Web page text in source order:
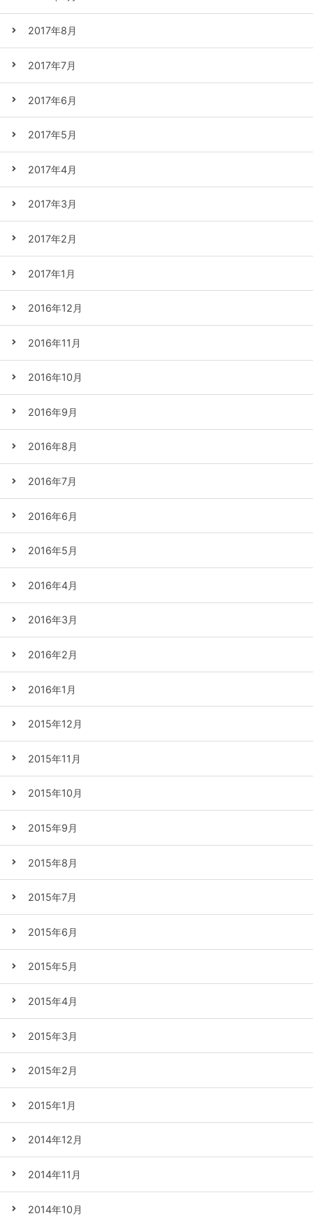
2017年8月
2017年7月
2017年6月
2017年5月
2017年4月
2017年3月
2017年2月
2017年1月
2016年12月
2016年11月
2016年10月
2016年9月
2016年8月
2016年7月
2016年6月
2016年5月
2016年4月
2016年3月
2016年2月
2016年1月
2015年12月
2015年11月
2015年10月
2015年9月
2015年8月
2015年7月
2015年6月
2015年5月
2015年4月
2015年3月
2015年2月
2015年1月
2014年12月
2014年11月
2014年10月